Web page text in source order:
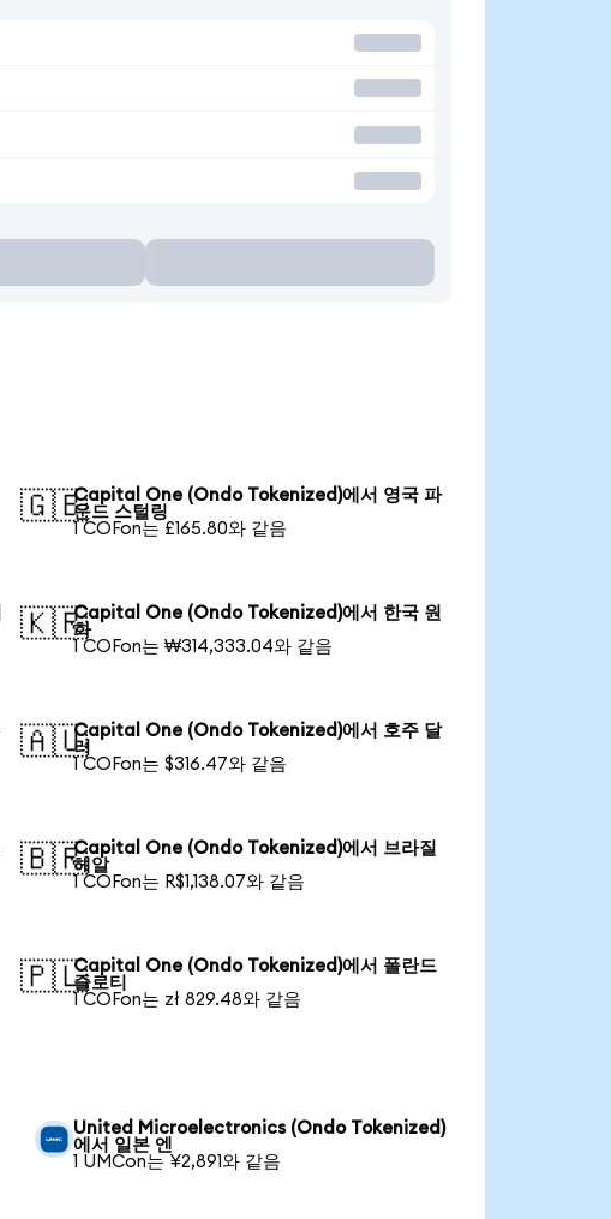
🇬🇧Capital One (Ondo Tokenized)에서 영국 파
운드 스털링
1 COFon는 £165.80와 같음
🇰🇷Capital One (Ondo Tokenized)에서 한국 원
화
1 COFon는 ₩314,333.04와 같음
🇦🇺Capital One (Ondo Tokenized)에서 호주 달
러
1 COFon는 $316.47와 같음
🇧🇷Capital One (Ondo Tokenized)에서 브라질
헤알
1 COFon는 R$1,138.07와 같음
🇵🇱Capital One (Ondo Tokenized)에서 폴란드
즐로티
1 COFon는 zł 829.48와 같음
United Microelectronics (Ondo Tokenized)
에서 일본 엔
1 UMCon는 ¥2,891와 같음